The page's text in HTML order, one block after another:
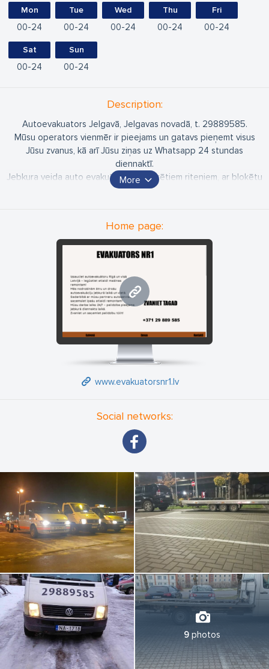
Mon
00 24
Tue
00 24
Wed
00 24
Thu
00 24
Fri
00 24
Sat
00 24
Sun
00 24
Description:
Autoevakuators Jelgavā, Jelgavas novadā, t. 29889585.
Mūsu operators vienmēr ir pieejams un gatavs pieņemt visus
Jūsu zvanus, kā arī Jūsu ziņas uz Whatsapp 24 stundas
diennaktī.
Jebkura veida auto evakuācija. Ar bloķētiem riteņiem, ar bloķētu
ātrumkārbu, ar izlādētu akumulatora bateriju..
cenām un labākajiem tarifiem.
Izsauciet autoevakuātoru Jelgavā (+visā Latvijā) un iegūsiet
ATLAIDI mašīnas remontam mūsu partneru autoservisos. Mūsu
More
Home page:
www.evakuatorsnr1.lv
Social networks:
9 photos